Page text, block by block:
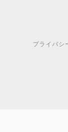
プライバシ